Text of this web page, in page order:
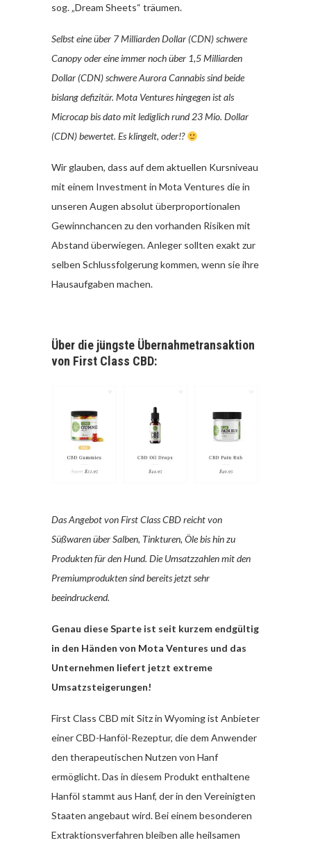
sog. „Dream Sheets“ träumen.
Selbst eine über 7 Milliarden Dollar (CDN) schwere
Canopy oder eine immer noch über 1,5 Milliarden
Dollar (CDN) schwere Aurora Cannabis sind beide
bislang defizitär. Mota Ventures hingegen ist als
Microcap bis dato mit lediglich rund 23 Mio. Dollar
(CDN) bewertet. Es klingelt, oder!?
Wir glauben, dass auf dem aktuellen Kursniveau
mit einem Investment in Mota Ventures die in
unseren Augen absolut überproportionalen
Gewinnchancen zu den vorhanden Risiken mit
Abstand überwiegen. Anleger sollten exakt zur
selben Schlussfolgerung kommen, wenn sie ihre
Hausaufgaben machen.
Über die jüngste Übernahmetransaktion
von First Class CBD:
Das Angebot von First Class CBD reicht von
Süßwaren über Salben, Tinkturen, Öle bis hin zu
Produkten für den Hund. Die Umsatzzahlen mit den
Premiumprodukten sind bereits jetzt sehr
beeindruckend.
Genau diese Sparte ist seit kurzem endgültig
in den Händen von Mota Ventures und das
Unternehmen liefert jetzt extreme
Umsatzsteigerungen!
First Class CBD mit Sitz in Wyoming ist Anbieter
einer CBD-Hanföl-Rezeptur, die dem Anwender
den therapeutischen Nutzen von Hanf
ermöglicht. Das in diesem Produkt enthaltene
Hanföl stammt aus Hanf, der in den Vereinigten
Staaten angebaut wird. Bei einem besonderen
Extraktionsverfahren bleiben alle heilsamen